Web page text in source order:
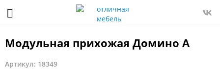
Модульная прихожая Домино А
Артикул: 18349